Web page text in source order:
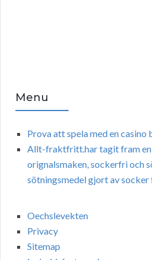
Menu
Prova att spela med en casino
Allt-fraktfritt.har tagit fram en
orignalsmaken, sockerfri och
sötningsmedel gjort av socker
Oechslevekten
Privacy
Sitemap